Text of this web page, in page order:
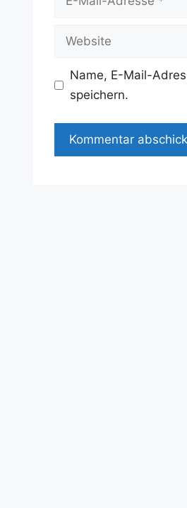
Adresse
Website
Name, E-Mail-
speichern.